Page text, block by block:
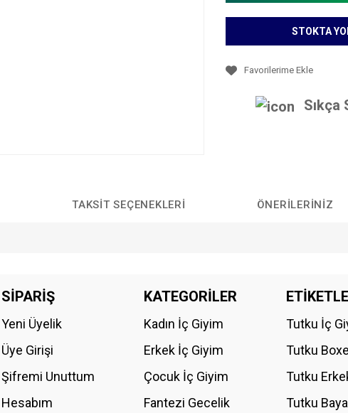
STOKTA
Sıkça
TAKSIT SEÇENEKLERI ÖNERILERINIZ
Bu ürüne ilk yorumu siz yapın!
SİPARİŞ
Yeni Üyelik
Üye Girişi
Şifremi Unuttum
Hesabım
KATEGORİLER
Kadın İç Giyim
Erkek İç Giyim
Çocuk İç Giyim
Fantezi Gecelik
Tutku İç
Tutku
Tutku
Tutku